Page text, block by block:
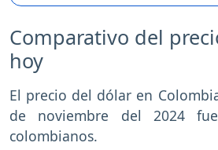
Comparativo del
hoy
El precio del dólar en
de noviembre del 2024
colombianos.